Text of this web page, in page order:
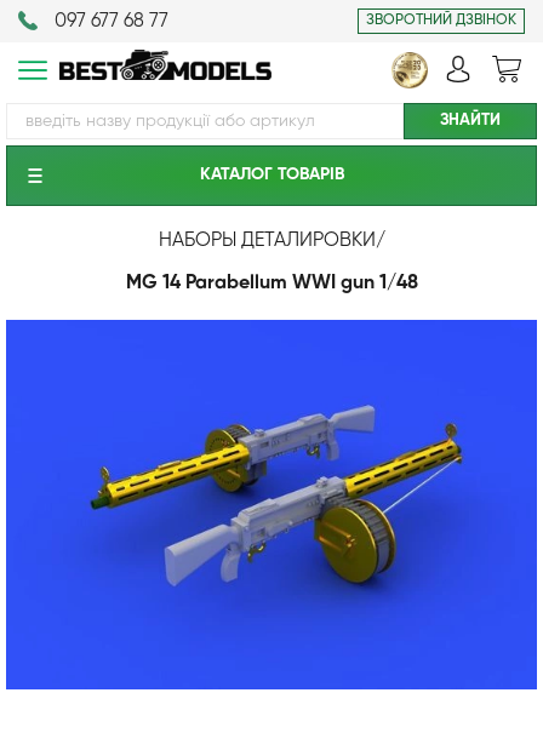
097 677 68 77 ЗВОРОТНИЙ ДЗВІНОК
КАТАЛОГ ТОВАРIВ
НАБОРЫ ДЕТАЛИРОВКИ/
MG 14 Parabellum WWI gun 1/48